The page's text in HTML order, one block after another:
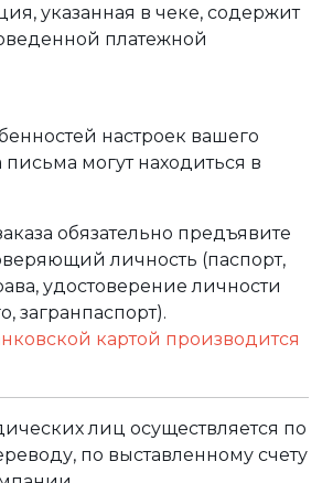
указанная в чеке, содержит
платежной
настроек вашего
могут находиться в
обязательно предъявите
личность (паспорт,
удостоверение личности
загранпаспорт).
картой производится
лиц осуществляется по
по выставленному счету